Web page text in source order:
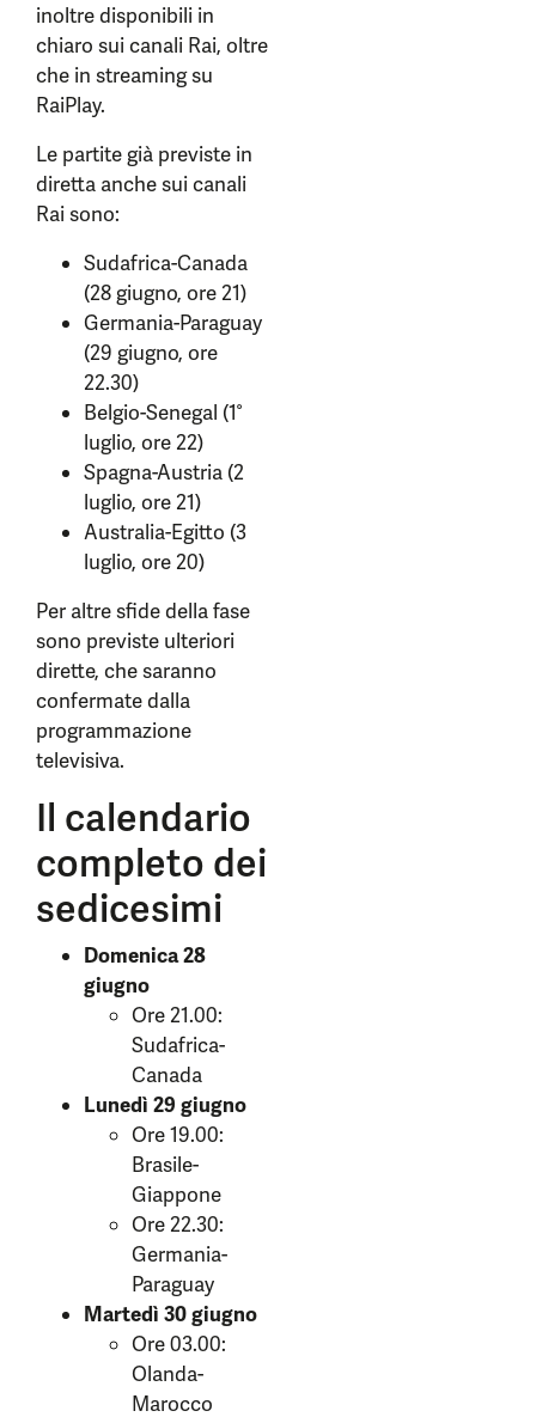
inoltre disponibili in
chiaro sui canali Rai, oltre
che in streaming su
RaiPlay.
Le partite già previste in
diretta anche sui canali
Rai sono:
Sudafrica-Canada
(28 giugno, ore 21)
Germania-Paraguay
(29 giugno, ore
22.30)
Belgio-Senegal (1°
luglio, ore 22)
Spagna-Austria (2
luglio, ore 21)
Australia-Egitto (3
luglio, ore 20)
Per altre sfide della fase
sono previste ulteriori
dirette, che saranno
confermate dalla
programmazione
televisiva.
Il calendario
completo dei
sedicesimi
Domenica 28
giugno
Ore 21.00:
Sudafrica-
Canada
Lunedì 29 giugno
Ore 19.00:
Brasile-
Giappone
Ore 22.30:
Germania-
Paraguay
Martedì 30 giugno
Ore 03.00:
Olanda-
Marocco